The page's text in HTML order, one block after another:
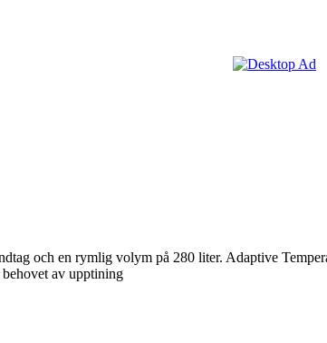
och en rymlig volym på 280 liter. Adaptive
av upptining